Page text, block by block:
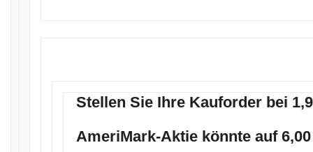
Stellen Sie Ihre Kauforder bei
AmeriMark-Aktie könnte auf